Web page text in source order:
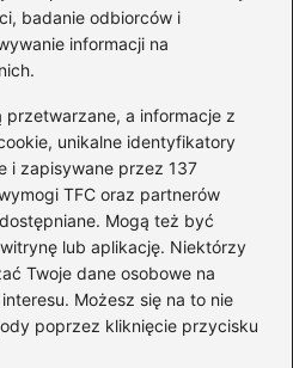
badanie odbiorców i
informacji na
a informacje z
unikalne identyfikatory
i zapisywane przez 137
TFC oraz partnerów
Mogą też być
lub aplikację. Niektórzy
Twoje dane osobowe na
Możesz się na to nie
poprzez kliknięcie przycisku
w tej przeglądarce
komentarzy.